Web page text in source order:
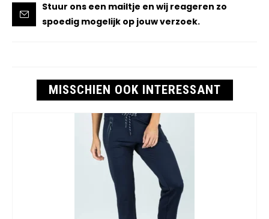
Stuur ons een mailtje en wij reageren zo
spoedig mogelijk op jouw verzoek.
MISSCHIEN OOK INTERESSANT